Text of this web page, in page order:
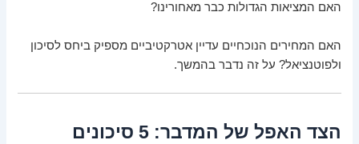
האם המציאות הגדולות כבר מאחורינו?
האם המחירים הנוכחיים עדיין אטרקטיביים מספיק ביחס לסיכון
ולפוטנציאל? על זה נדבר בהמשך.
הצד האפל של המדבר: 5 סיכונים